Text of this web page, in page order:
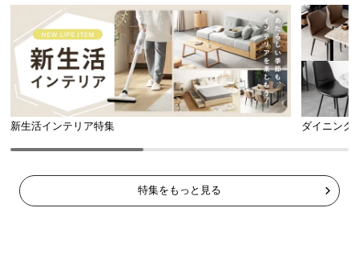
USBポート付きで充電も楽々
あるとうれしいUSBポート搭載。2.1A出力に対応
し、タブレット端末も充電できます。
新生活インテリア特集 ダイニング
特集をもっと見る